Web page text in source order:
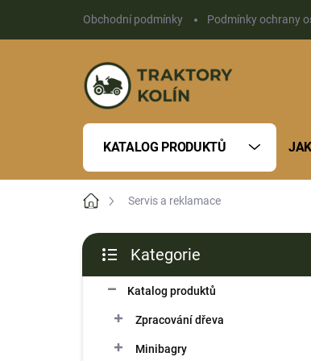
obsah
Obchodní podmínky Podmínky ochrany
KATALOG PRODUKTŮ
Domů Servis a reklamace
P
s
kategorie
Kategorie
Katalog produktů
Zpracování dřeva
Minibagry